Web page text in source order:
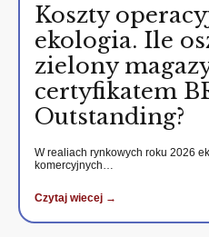
Koszty
ekologia. Ile
zielony
certyfikatem
Outstanding?
W realiach rynkowych roku 2026
komercyjnych…
Czytaj wiecej →